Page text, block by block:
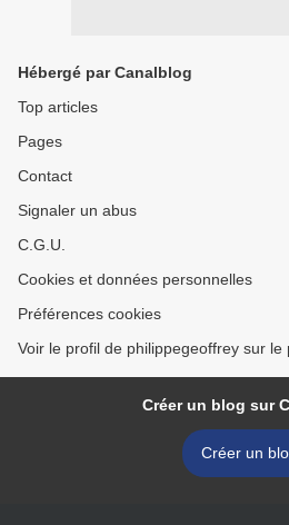
Hébergé par Canalblog
Top articles
Pages
Contact
Signaler un abus
C.G.U.
Cookies et données personnelles
Préférences cookies
Voir le profil de philippegeoffrey sur le
Créer un blog sur
Créer un